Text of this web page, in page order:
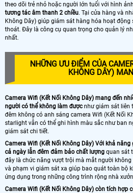
theo dõi trẻ nhỏ hoặc người lớn tuổi với hình
tương tác âm thanh 2 chiều. Tại cửa hàng và
Không Dây) giúp giám sát hàng hóa hoạt
thoát. Đây là công cụ quan trọng cho quản lý
nhất.
NHỮNG ƯU ĐIỂM CỦA
KHÔNG DÂY)
Camera Wifi (Kết Nối Không Dây) mang đến
người có thể không làm đượcnhư giám sát liên
đêm không có anh sáng camera Wifi (Kết Nối
starlight vẫn có thể ghi hình màu sắc như ban
giám sát chi tiết.
Camera Wifi (Kết Nối Không Dây) Với khả
cả ngày lẫn đêm đảm bảo chất lượng quan sát
đây là chức năng vượt trội mà mắt người không
và phạm vi giám sát xa giúp bao quát toàn bộ
ứng dụng trong những công trình rộng nhà
Camera Wifi (Kết Nối Không Dây) còn tích hợp